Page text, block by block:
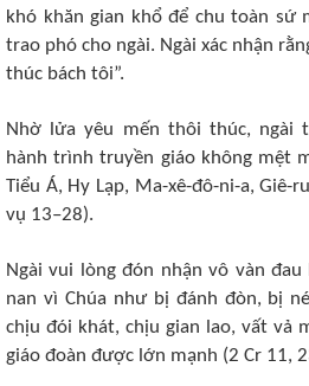
khó khăn gian khổ để chu toàn sứ
trao phó cho ngài. Ngài xác nhận
thúc bách tôi”.
Nhờ lửa yêu mến thôi thúc, ngài
hành trình truyền giáo không mệt
Tiểu Á, Hy Lạp, Ma-xê-đô-ni-a, Giê-
vụ 13–28).
Ngài vui lòng đón nhận vô vàn đau
nan vì Chúa như bị đánh đòn, bị
chịu đói khát, chịu gian lao, vất vả
giáo đoàn được lớn mạnh (2 Cr 11,